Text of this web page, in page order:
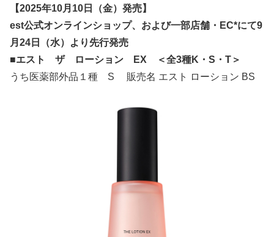
【2025年10月10日（金）発売】
est公式オンラインショップ、および一部店舗・EC*にて9
月24日（水）より先行発売
■エスト ザ ローション EX ＜全3種K・S・T＞
うち医薬部外品１種 S 販売名 エスト ローション BS